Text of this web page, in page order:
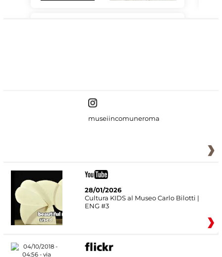
museiincomuneroma
28/01/2026
Cultura KIDS al Museo Carlo Bilotti |
ENG #3